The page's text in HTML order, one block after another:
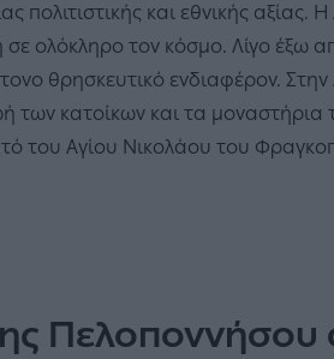
πολιτιστικής και εθνικής
ολόκληρο τον κόσμο. Λίγο έξω
θρησκευτικό ενδιαφέρον. Στην
κατοίκων και τα μοναστήρια
του Αγίου Νικολάου του
Πελοποννήσου